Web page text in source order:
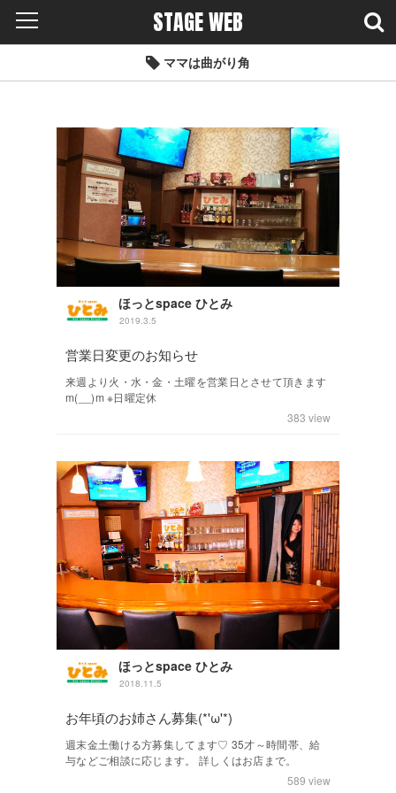
STAGE WEB
ママは曲がり角
ほっとspace ひとみ
2019.3.5
営業日変更のお知らせ
来週より火・水・金・土曜を営業日とさせて頂きます
m(__)m ※日曜定休
383 view
ほっとspace ひとみ
2018.11.5
お年頃のお姉さん募集(*'ω'*)
週末金土働ける方募集してます♡ 35才～時間帯、給
与などご相談に応じます。 詳しくはお店まで。
589 view